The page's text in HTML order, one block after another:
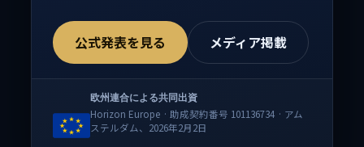
公式発表を見る メディア掲載
欧州連合による共同出資
Horizon Europe · 助成契約番号 101136734 · アム
ステルダム、2026年2月2日